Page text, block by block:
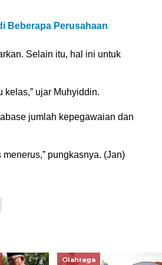
Beberapa Perusahaan
Selain itu, hal ini untuk
ujar Muhyiddin.
jumlah kepegawaian dan
pungkasnya. (Jan)
Olahraga